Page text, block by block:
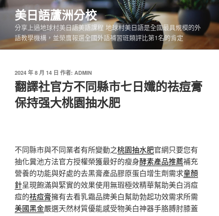
跳
要
內
美日語蘆洲分校
分享上過地球村美日語美語課程 地球村美日語是全國最具規模的外
語教學機構，並榮膺報選全國外語補習班類評比第1名的肯定
發
佈
於
2024 年 8 月 14 日 作者: ADMIN
翻譯社官方不同縣市七日孅的祛痘膏
保持强大桃園抽水肥
不同縣市與不同業者有所變動之桃園抽水肥官網只要您有
抽化糞池方法官方授權榮獲最好的瘦身酵素產品推薦補充
營養的功能與好處的去黑膏產品膠原蛋白增生劑需求童顏
針呈現飽滿與緊實的效果使用無瑕極效精華幫助美白消痘
痘的祛痘膏擁有去看乳霜品牌美白幫助勃起功效需求所需
美國黑金嚴選天然材質優能感受物美白神器手胳膊肘膝蓋